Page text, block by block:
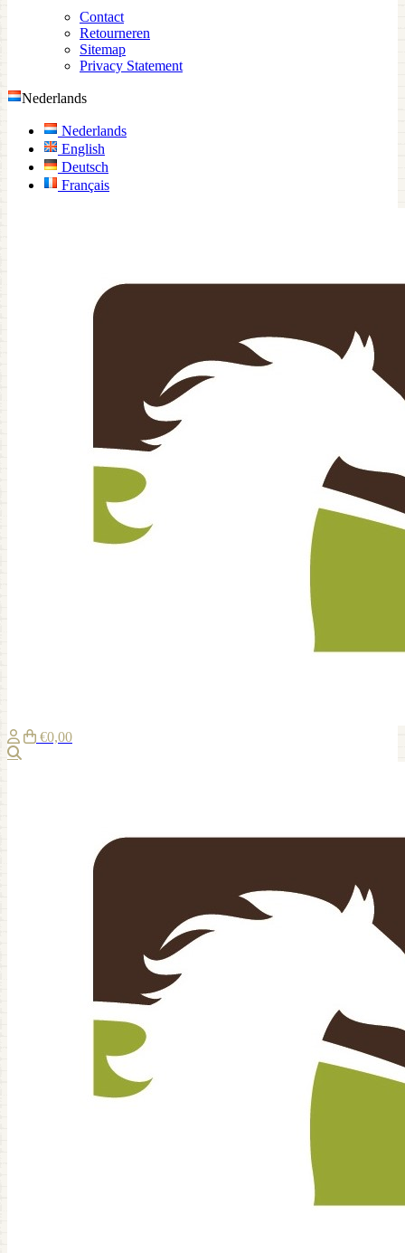
Contact
Retourneren
Sitemap
Privacy Statement
Nederlands
Nederlands
English
Deutsch
Français
€0,00